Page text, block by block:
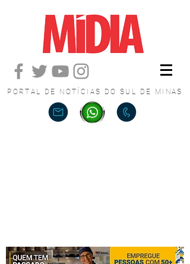
PORTAL DE NOTÍCIAS DO SUL DE MINAS